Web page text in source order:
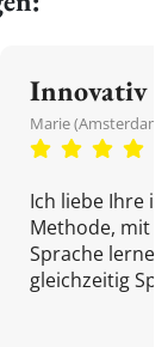
Innovativ
Marie
Ich liebe Ihre
Methode, mit
Sprache
gleichzeitig